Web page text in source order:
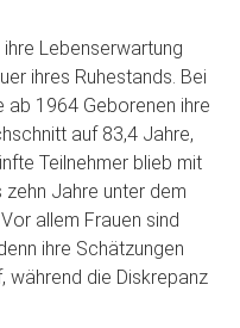
Lebenserwartung
ihres Ruhestands. Bei
ab 1964 Geborenen ihre
auf 83,4 Jahre,
Teilnehmer blieb mit
Jahre unter dem
allem Frauen sind
ihre Schätzungen
während die Diskrepanz